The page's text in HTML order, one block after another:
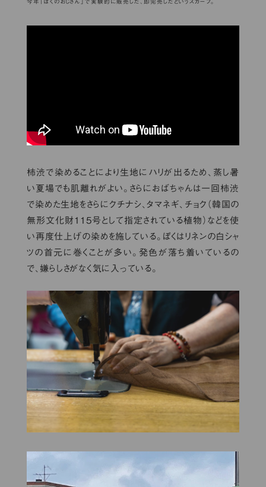
今年「ぼくのおじさん」で実験的に販売した、即完売したというスカーフ。
柿渋で染めることにより生地にハリが出るため、蒸し暑
い夏場でも肌離れがよい。さらにおばちゃんは一回柿渋
で染めた生地をさらにクチナシ、タマネギ、チョク（韓国の
無形文化財115号として指定されている植物）などを使
い再度仕上げの染めを施している。ぼくはリネンの白シャ
ツの首元に巻くことが多い。発色が落ち着いているの
で、嫌らしさがなく気に入っている。